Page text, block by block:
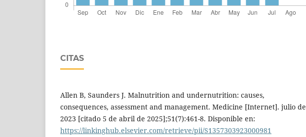
CITAS
Allen B, Saunders J. Malnutrition and undernutrition: causes,
consequences, assessment and management. Medicine [Internet]. julio de
2023 [citado 5 de abril de 2025];51(7):461-8. Disponible en:
https://linkinghub.elsevier.com/retrieve/pii/S1357303923000981